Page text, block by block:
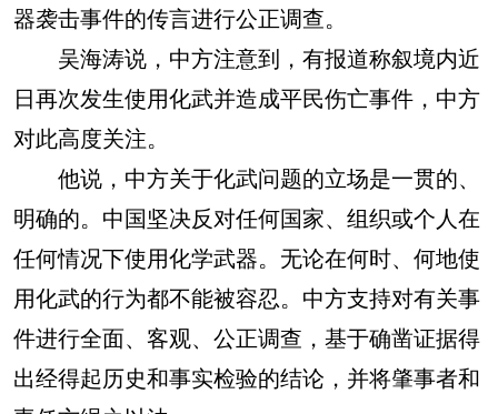
器袭击事件的传言进行公正调查。
吴海涛说，中方注意到，有报道称叙境内近
日再次发生使用化武并造成平民伤亡事件，中方
对此高度关注。
他说，中方关于化武问题的立场是一贯的、
明确的。中国坚决反对任何国家、组织或个人在
任何情况下使用化学武器。无论在何时、何地使
用化武的行为都不能被容忍。中方支持对有关事
件进行全面、客观、公正调查，基于确凿证据得
出经得起历史和事实检验的结论，并将肇事者和